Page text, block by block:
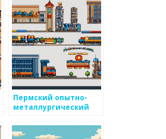
Пермский опытно-
металлургический
завод